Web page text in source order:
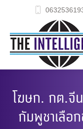
โฆษก. กต.จี
กัมพูชาเลือ